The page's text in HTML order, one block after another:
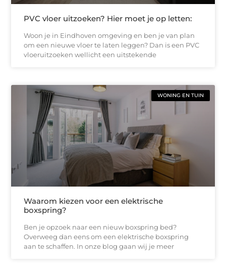
PVC vloer uitzoeken? Hier moet je op letten:
Woon je in Eindhoven omgeving en ben je van plan
om een nieuwe vloer te laten leggen? Dan is een PVC
vloeruitzoeken wellicht een uitstekende
WONING EN TUIN
Waarom kiezen voor een elektrische
boxspring?
Ben je opzoek naar een nieuw boxspring bed?
Overweeg dan eens om een elektrische boxspring
aan te schaffen. In onze blog gaan wij je meer